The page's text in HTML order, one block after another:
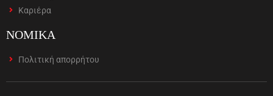
Καριέρα
ΝΟΜΙΚΑ
Πολιτική απορρήτου